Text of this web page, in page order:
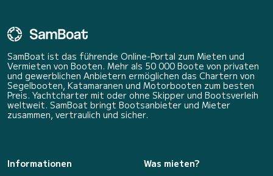
SamBoat ist das führende Online-Portal zum Mieten und
Vermieten von Booten. Mehr als 50 000 Boote von privaten
und gewerblichen Anbietern ermöglichen das Chartern von
Segelbooten, Katamaranen und Motorbooten zum besten
Preis. Yachtcharter mit oder ohne Skipper und Bootsverleih
weltweit. SamBoat bringt Bootsanbieter und Mieter
zusammen, vertraulich und sicher.
Informationen
Was mieten?